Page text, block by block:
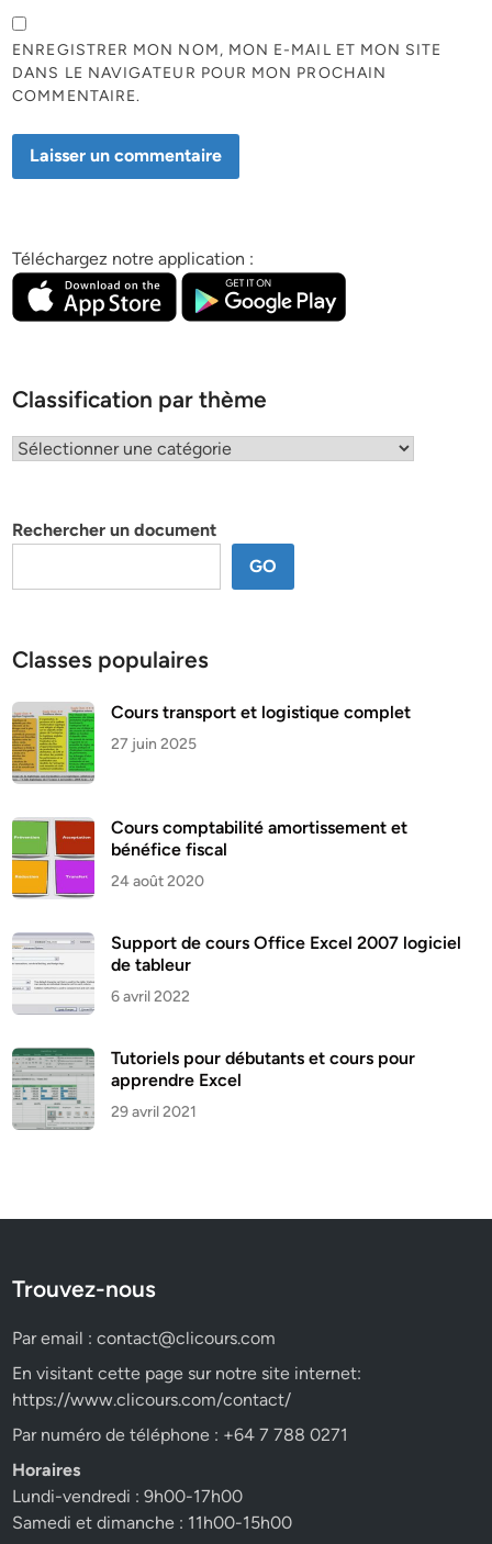
ENREGISTRER MON NOM, MON E-MAIL ET MON SITE
DANS LE NAVIGATEUR POUR MON PROCHAIN
COMMENTAIRE.
Téléchargez notre application :
Classification par thème
Classification
Rechercher un document
GO
Classes populaires
Cours transport et logistique complet
27 juin 2025
Cours comptabilité amortissement et
bénéfice fiscal
24 août 2020
Support de cours Office Excel 2007 logiciel
de tableur
6 avril 2022
Tutoriels pour débutants et cours pour
apprendre Excel
29 avril 2021
Trouvez-nous
Par email :contact@clicours.com
En visitant cette page sur notre site internet:
https://www.clicours.com/contact/
Par numéro de téléphone : +64 7 788 0271
Horaires
Lundi-vendredi : 9h00-17h00
Samedi et dimanche : 11h00-15h00